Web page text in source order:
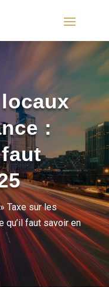
:
Taxe sur les
qu’il faut savoir en